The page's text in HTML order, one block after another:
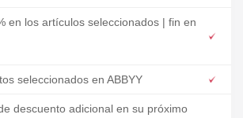
en los artículos seleccionados | fin en
seleccionados en ABBYY
descuento adicional en su próximo